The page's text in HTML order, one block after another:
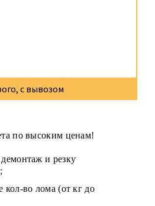
с вывозом
по высоким ценам!
и резку
во лома (от кг до